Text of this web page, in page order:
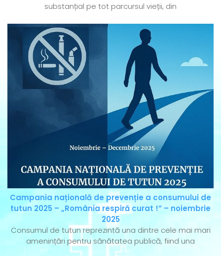
substanțial pe tot parcursul vieții, din
Campania națională de prevenție a consumului de
tutun 2025 – „România respiră curat !” – noiembrie
2025
Consumul de tutun reprezintă una dintre cele mai mari
amenințări pentru sănătatea publică, fiind una